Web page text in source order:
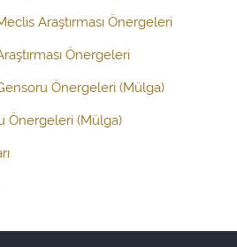
Araştırması Önergeleri
Önergeleri
Önergeleri (Mülga)
Önergeleri (Mülga)